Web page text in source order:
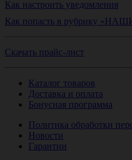
Как настроить уведомления
Как попасть в рубрику
Скачать прайс-лист
Каталог товаров
Доставка и оплата
Бонусная программа
Политика обработки
Новости
Гарантии